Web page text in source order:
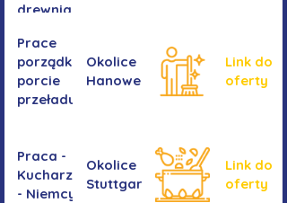
drewnianych
okiennych
Prace
porządkowe w
porcie
przeładunkowym
Okolice
Hanoweru
Link do
oferty
Praca -
Kucharz/kucharka
- Niemcy
Okolice
Stuttgartu
Link do
oferty